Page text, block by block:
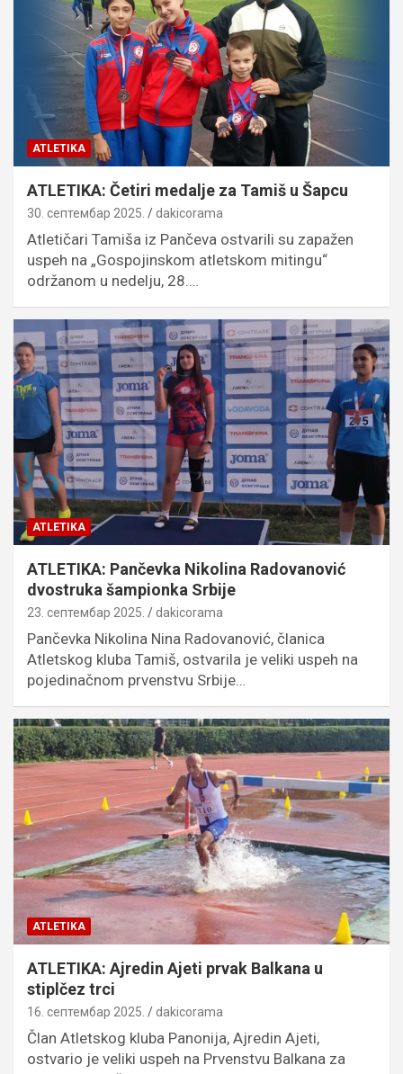
ATLETIKA
ATLETIKA: Četiri medalje za Tamiš u Šapcu
30. септембар 2025. dakicorama
Atletičari Tamiša iz Pančeva ostvarili su zapažen
uspeh na „Gospojinskom atletskom mitingu“
održanom u nedelju, 28.…
ATLETIKA
ATLETIKA: Pančevka Nikolina Radovanović
dvostruka šampionka Srbije
23. септембар 2025. dakicorama
Pančevka Nikolina Nina Radovanović, članica
Atletskog kluba Tamiš, ostvarila je veliki uspeh na
pojedinačnom prvenstvu Srbije…
ATLETIKA
ATLETIKA: Ajredin Ajeti prvak Balkana u
stiplčez trci
16. септембар 2025. dakicorama
Član Atletskog kluba Panonija, Ajredin Ajeti,
ostvario je veliki uspeh na Prvenstvu Balkana za